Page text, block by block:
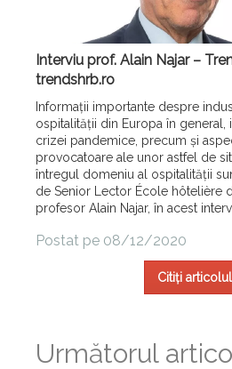
Interviu prof. Alain Najar –
trendshrb.ro
Informații importante despre
ospitalității din Europa în general,
crizei pandemice, precum și
provocatoare ale unor astfel de
întregul domeniu al ospitalității
de Senior Lector École hôtelière
profesor Alain Najar, în acest
Postat pe 08/12/2020
Citiți
Următorul